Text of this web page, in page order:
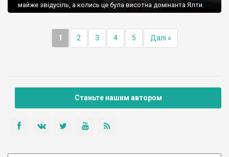
майже звідусіль, а колись це була висотна домінанта Ялти.
1 2 3 4 5 Далі »
Станьте нашим автором